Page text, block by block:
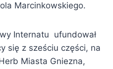
Marcinkowskiego.
Internatu ufundował
się z sześciu części, na
Miasta Gniezna,